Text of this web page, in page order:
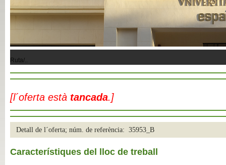
Ruta/..
[l´oferta està tancada.]
Detall de l´oferta; núm. de referència: 35953_B
Característiques del lloc de treball